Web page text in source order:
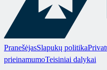
PranešėjasSlapukų politika
prieinamumoTeisiniai dalykai